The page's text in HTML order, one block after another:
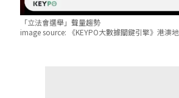
「立法會選舉」聲量趨勢
image source: 《KEYPO大數據關鍵引擎》港澳